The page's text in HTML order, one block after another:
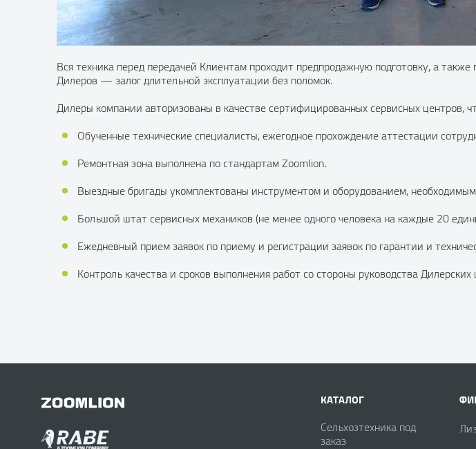
Вся техника перед передачей Клиентам проходит предпродажную подготовку, а
Дилеров — залог длительной эксплуатации без поломок.
Дилеры компании авторизованы в качестве сертифицированных сервисных центров,
Обученные технические специалисты, ежегодное прохождение аттестации
Ремонтная зона выполнена по стандартам Zoomlion.
Выездные бригады укомплектованы инструментом и оборудованием,
Большой штат сервисных механиков (не менее одного человека на каждые 20
Ежедневный прием заявок по приему и регистрации заявок по гарантии и
Контроль качества и сроков выполнения работ со стороны руководства
КАТАЛОГ
Сельхозтехника под
заказ